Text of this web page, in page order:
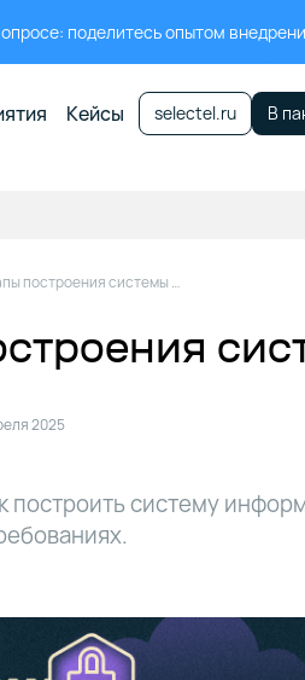
поделитесь опытом
Кейсы selectel.ru В
Этапы построения системы защиты информации
2025
построить систему